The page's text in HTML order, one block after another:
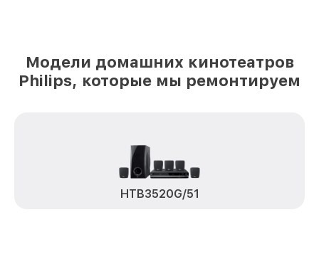
Модели домашних кинотеатров
Philips, которые мы ремонтируем
HTB3520G/51